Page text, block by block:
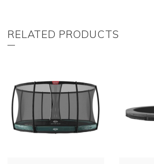
RELATED PRODUCTS